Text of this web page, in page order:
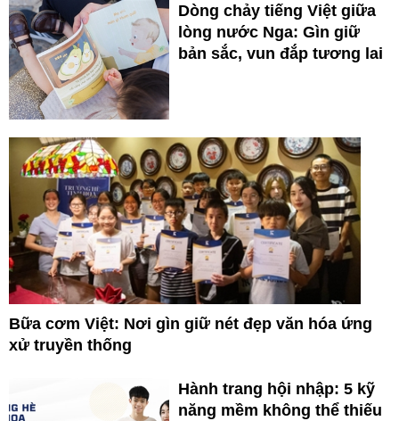
Dòng chảy tiếng Việt giữa
lòng nước Nga: Gìn giữ
bản sắc, vun đắp tương lai
Bữa cơm Việt: Nơi gìn giữ nét đẹp văn hóa ứng
xử truyền thống
Hành trang hội nhập: 5 kỹ
năng mềm không thể thiếu